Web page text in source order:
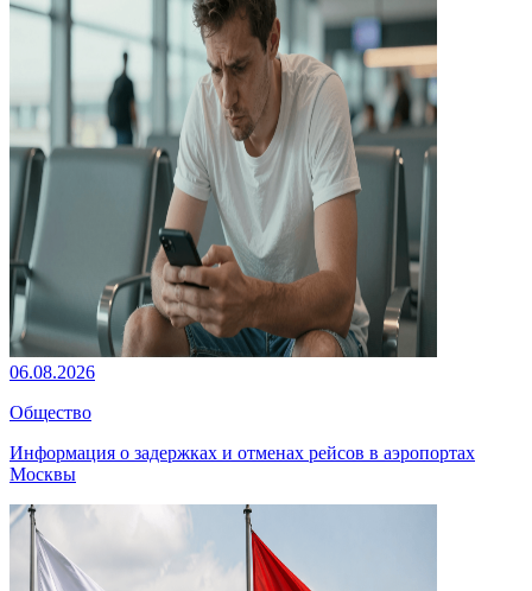
06.08.2026
Общество
Информация о задержках и отменах рейсов в аэропортах
Москвы